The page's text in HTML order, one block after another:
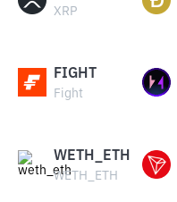
XRP
FIGHT
Fight
WETH_ETH
WETH_ETH